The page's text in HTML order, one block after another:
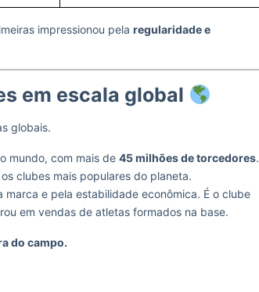
impressionou pela regularidade e
em escala global
globais.
mundo, com mais de 45 milhões de torcedores.
clubes mais populares do planeta.
e pela estabilidade econômica. É o clube
em vendas de atletas formados na base.
do campo.